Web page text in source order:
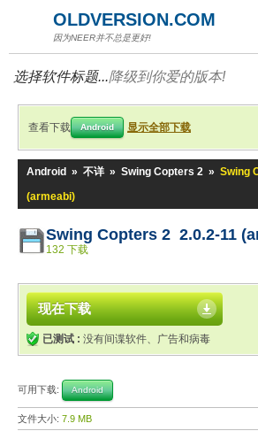
OLDVERSION.COM
因为NEER并不总是更好!
选择软件标题...降级到你爱的版本!
查看下载 Android 显示全部下载
Android » 不详 » Swing Copters 2 » Swing
(armeabi)
Swing Copters 2 2.0.2-11
132 下载
现在下载
已测试 : 没有间谍软件、广告和病毒
可用下载: Android
文件大小: 7.9 MB